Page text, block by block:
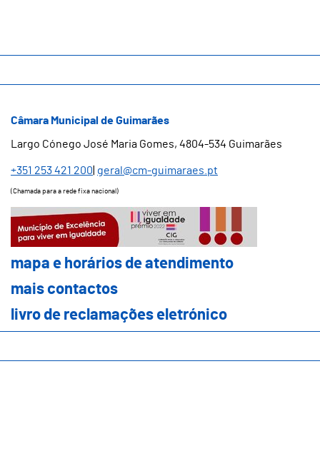
Câmara Municipal de Guimarães
Largo Cónego José Maria Gomes, 4804-534 Guimarães
+351 253 421 200 geral@cm-guimaraes.pt
(Chamada para a rede fixa nacional)
mapa e horários de atendimento
mapa e horários de atendimento
mais contactos
mais contactos
livro de reclamações eletrónico
livro de reclamações eletrónico